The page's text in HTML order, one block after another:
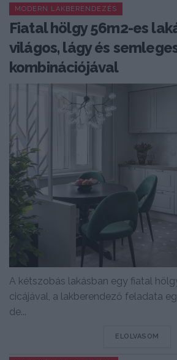
MODERN LAKBERENDEZÉS
Fiatal hölgy 56m2-es
világos, lágy és
kombinációjával
A kétszobás lakásban egy fiatal
cicájával, a lakberendező feladata
de...
ELOLVASOM